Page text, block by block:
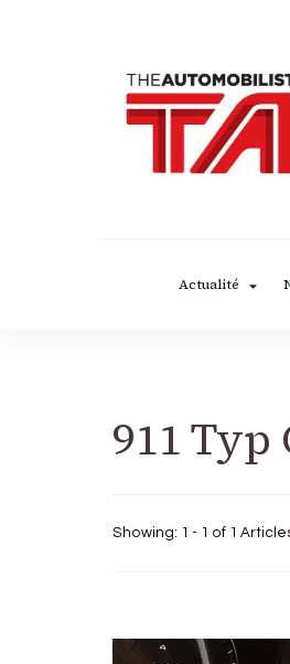
Actualité
911 Typ
Showing: 1 - 1 of 1